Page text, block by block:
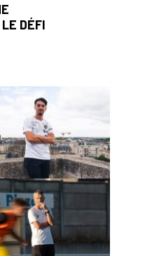
DÉFI